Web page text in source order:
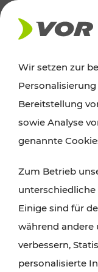
AKTUELLES
Wien,
Wanderungen,
Radtouren oder
Attraktionen
Angeboten des
Wir setzen zur
Bereitstellung
sowie Analyse
genannte
Zum Betrieb
unterschiedliche
Einige sind für
während andere
verbessern,
personalisierte